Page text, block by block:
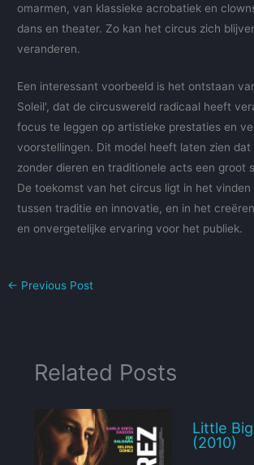
omarmen, van klassieke acrobatiek en
dans en theater. Zo kan het circus zich
veranderen.
Een interessant voorbeeld is het ontstaan
Soleil', dat de circuswereld radicaal heeft
focus te leggen op artistieke prestaties en
voorstellingen. Dit model heeft laten zien
zonder dieren en traditionele acts een groot
De toekomst van het circus ligt in het vinden
tussen traditie en innovatie, en in het
en onvergetelijke ervaring voor het publiek.
← Previous Post
Related Posts
Little
(2010)